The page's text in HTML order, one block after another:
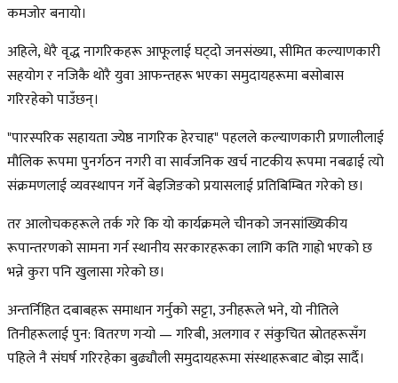
कमजोर बनायो।
अहिले, धेरै वृद्ध नागरिकहरू आफूलाई घट्दो जनसंख्या, सीमित कल्याणकारी
सहयोग र नजिकै थोरै युवा आफन्तहरू भएका समुदायहरूमा बसोबास
गरिरहेको पाउँछन्।
"पारस्परिक सहायता ज्येष्ठ नागरिक हेरचाह" पहलले कल्याणकारी प्रणालीलाई
मौलिक रूपमा पुनर्गठन नगरी वा सार्वजनिक खर्च नाटकीय रूपमा नबढाई त्यो
संक्रमणलाई व्यवस्थापन गर्ने बेइजिङको प्रयासलाई प्रतिबिम्बित गरेको छ।
तर आलोचकहरूले तर्क गरे कि यो कार्यक्रमले चीनको जनसांख्यिकीय
रूपान्तरणको सामना गर्न स्थानीय सरकारहरूका लागि कति गाह्रो भएको छ
भन्ने कुरा पनि खुलासा गरेको छ।
अन्तर्निहित दबाबहरू समाधान गर्नुको सट्टा, उनीहरूले भने, यो नीतिले
तिनीहरूलाई पुन: वितरण गर्‍यो — गरिबी, अलगाव र संकुचित स्रोतहरूसँग
पहिले नै संघर्ष गरिरहेका बुढ्यौली समुदायहरूमा संस्थाहरूबाट बोझ सार्दै।